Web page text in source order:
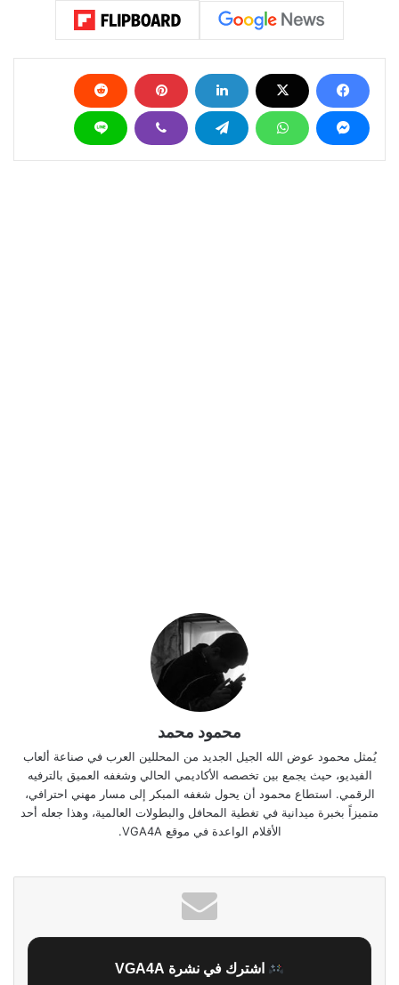
محمود محمد
يُمثل محمود عوض الله الجيل الجديد من المحللين العرب في صناعة ألعاب
الفيديو، حيث يجمع بين تخصصه الأكاديمي الحالي وشغفه العميق بالترفيه
الرقمي. استطاع محمود أن يحول شغفه المبكر إلى مسار مهني احترافي،
متميزاً بخبرة ميدانية في تغطية المحافل والبطولات العالمية، وهذا جعله أحد
الأقلام الواعدة في موقع VGA4A.
اشترك في نشرة VGA4A